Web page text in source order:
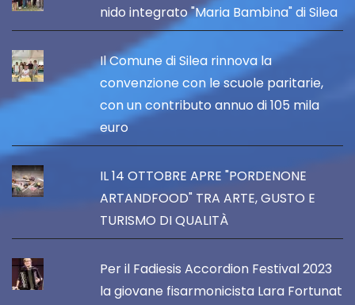
nido integrato "Maria Bambina" di Silea
Il Comune di Silea rinnova la
convenzione con le scuole paritarie,
con un contributo annuo di 105 mila
euro
IL 14 OTTOBRE APRE "PORDENONE
ARTANDFOOD" TRA ARTE, GUSTO E
TURISMO DI QUALITÀ
Per il Fadiesis Accordion Festival 2023
la giovane fisarmonicista Lara Fortunat